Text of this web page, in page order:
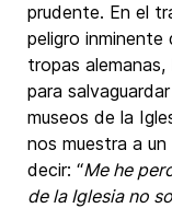
prudente. En el
peligro inminente
tropas
para
museos de la
nos muestra a
decir: “Me he
de la Iglesia no